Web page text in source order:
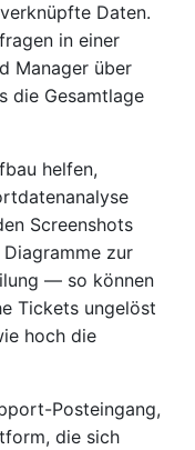
Daten.
in einer
Manager über
die Gesamtlage
helfen,
Screenshots
zur
— so können
Tickets ungelöst
hoch die
Posteingang,
die sich